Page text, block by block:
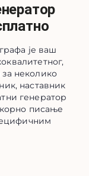
је ваш
неколико
наставник
генератор
писање